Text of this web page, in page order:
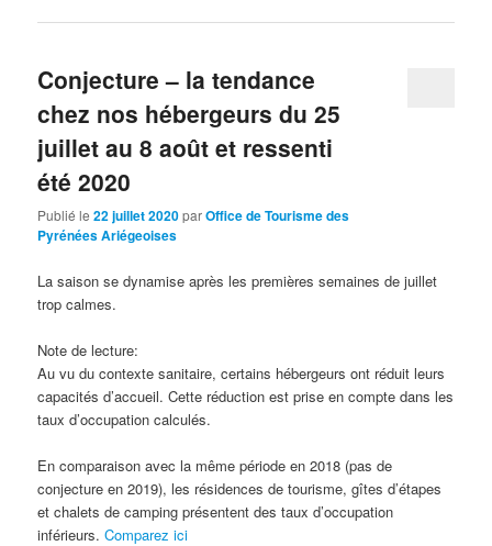
Conjecture – la tendance
chez nos hébergeurs du 25
juillet au 8 août et ressenti
été 2020
Publié le22 juillet 2020parOffice de Tourisme des
Pyrénées Ariégeoises
La saison se dynamise après les premières semaines de juillet
trop calmes.
Note de lecture:
Au vu du contexte sanitaire, certains hébergeurs ont réduit leurs
capacités d’accueil. Cette réduction est prise en compte dans les
taux d’occupation calculés.
En comparaison avec la même période en 2018 (pas de
conjecture en 2019), les résidences de tourisme, gîtes d’étapes
et chalets de camping présentent des taux d’occupation
inférieurs.Comparez ici